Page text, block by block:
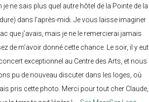
je ne sais plus quel autre hôtel de la Pointe de la
dans l’après-midi. Je vous laisse imaginer
que j’avais, mais je ne le remercierai jamais
de m’avoir donné cette chance. Le soir, il y eut
exceptionnel au Centre des Arts, et nous
pu de nouveau discuter dans les loges, où
pris cette photo. Merci pour tout cher Claude,